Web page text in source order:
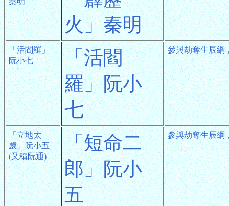
火」秦明
「活閻羅」
阮小七
「活閻
羅」阮小
七
參與劫奪生辰綱
「立地太
歲」阮小五
(又稱阮通)
「短命二
郎」阮小
五
參與劫奪生辰綱